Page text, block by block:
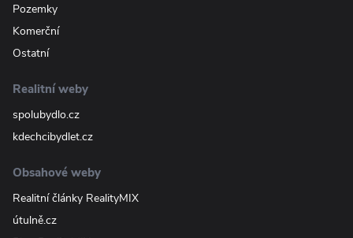
Pozemky
Komerční
Ostatní
Realitní weby
spolubydlo.cz
kdechcibydlet.cz
Obsahové weby
Realitní články RealityMIX
útulně.cz